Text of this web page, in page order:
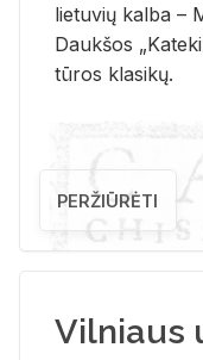
lie­tu­vių kal­ba –
Dauk­šos
tū­ros kla­si­kų.
PERŽIŪRĖTI
Vilniaus